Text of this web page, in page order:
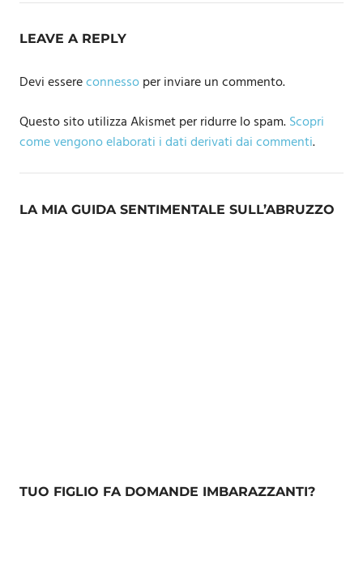
LEAVE A REPLY
Devi essereconnessoper inviare un commento.
Questo sito utilizza Akismet per ridurre lo spam.Scopri
come vengono elaborati i dati derivati dai commenti.
LA MIA GUIDA SENTIMENTALE SULL’ABRUZZO
TUO FIGLIO FA DOMANDE IMBARAZZANTI?